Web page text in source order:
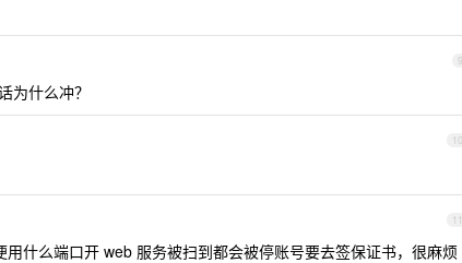
9
为什么冲？
10
11
什么端口开 web 服务被扫到都会被停账号要去签保证书，很麻烦